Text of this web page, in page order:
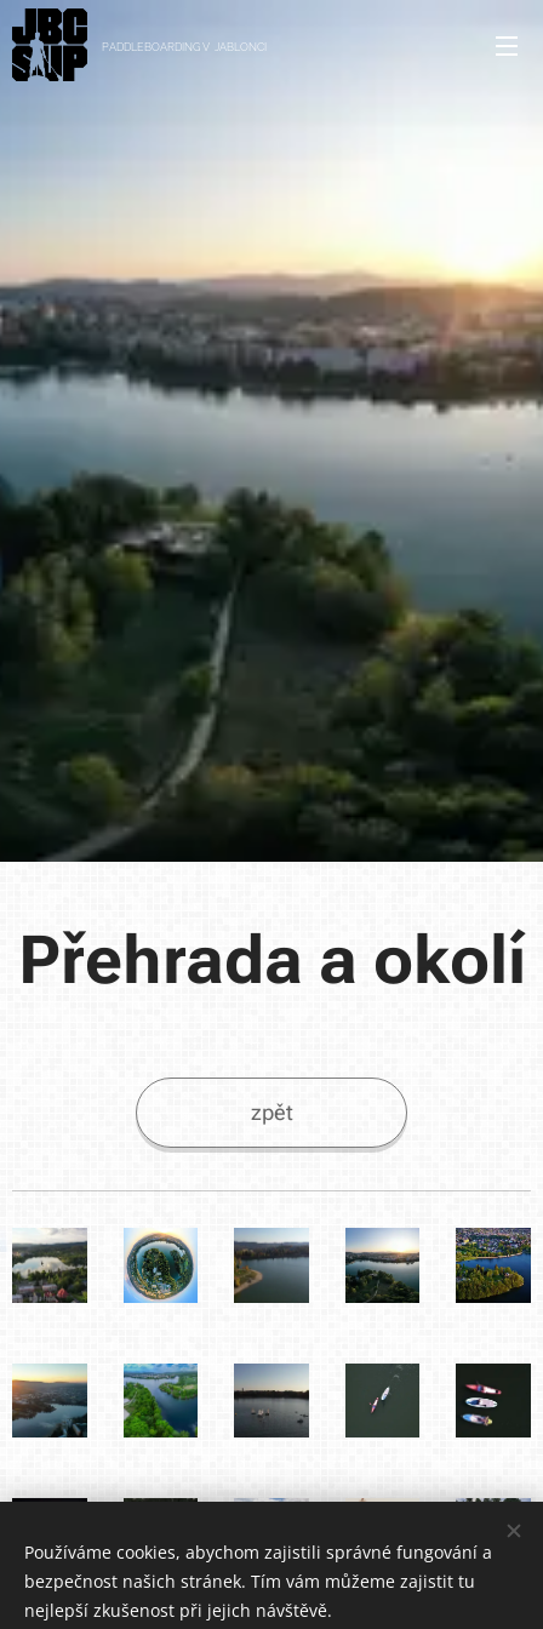
PADDLEBOARDING V JABLONCI
Přehrada a okolí
zpět
Používáme cookies, abychom zajistili správné fungování a
bezpečnost našich stránek. Tím vám můžeme zajistit tu
nejlepší zkušenost při jejich návštěvě.